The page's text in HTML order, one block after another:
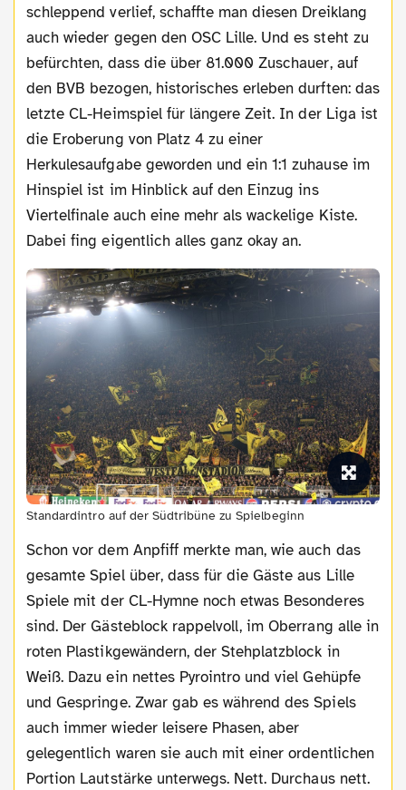
schleppend verlief, schaffte man diesen Dreiklang
auch wieder gegen den OSC Lille. Und es steht zu
befürchten, dass die über 81.000 Zuschauer, auf
den BVB bezogen, historisches erleben durften: das
letzte CL-Heimspiel für längere Zeit. In der Liga ist
die Eroberung von Platz 4 zu einer
Herkulesaufgabe geworden und ein 1:1 zuhause im
Hinspiel ist im Hinblick auf den Einzug ins
Viertelfinale auch eine mehr als wackelige Kiste.
Dabei fing eigentlich alles ganz okay an.
Standardintro auf der Südtribüne zu Spielbeginn
Schon vor dem Anpfiff merkte man, wie auch das
gesamte Spiel über, dass für die Gäste aus Lille
Spiele mit der CL-Hymne noch etwas Besonderes
sind. Der Gästeblock rappelvoll, im Oberrang alle in
roten Plastikgewändern, der Stehplatzblock in
Weiß. Dazu ein nettes Pyrointro und viel Gehüpfe
und Gespringe. Zwar gab es während des Spiels
auch immer wieder leisere Phasen, aber
gelegentlich waren sie auch mit einer ordentlichen
Portion Lautstärke unterwegs. Nett. Durchaus nett.